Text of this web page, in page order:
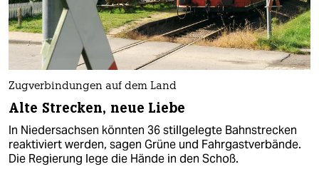
Zugverbindungen auf dem Land
Alte Strecken, neue Liebe
In Niedersachsen könnten 36 stillgelegte Bahnstrecken
reaktiviert werden, sagen Grüne und Fahrgastverbände.
Die Regierung lege die Hände in den Schoß.